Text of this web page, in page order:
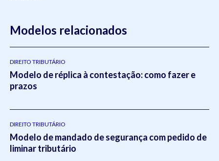
Modelos relacionados
DIREITO TRIBUTÁRIO
Modelo de réplica à contestação: como fazer e
prazos
DIREITO TRIBUTÁRIO
Modelo de mandado de segurança com pedido de
liminar tributário